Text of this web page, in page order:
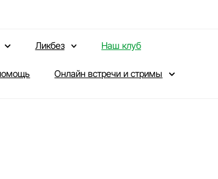
Ликбез Наш клуб
Онлайн встречи и стримы